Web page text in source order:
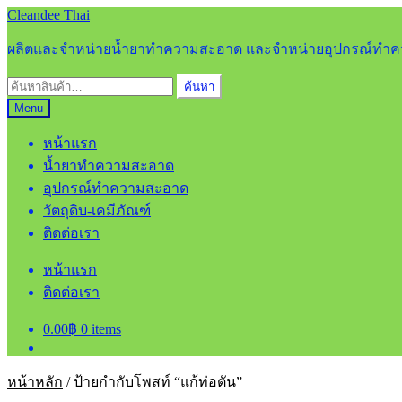
Skip
navigation
Skip
content
Cleandee Thai
ผลิตและจำหน่ายน้ำยาทำความสะอาด และจำหน่ายอุปกรณ์ทำ
ค้นหา:
ค้นหา
Menu
หน้าแรก
น้ำยาทำความสะอาด
อุปกรณ์ทำความสะอาด
วัตถุดิบ-เคมีภัณฑ์
ติดต่อเรา
หน้าแรก
ติดต่อเรา
0.00฿ 0 items
หน้าหลัก /ป้ายกำกับโพสท์ “แก้ท่อตัน”